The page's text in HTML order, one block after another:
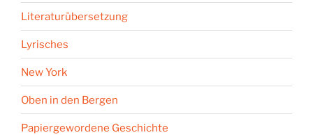
Literaturübersetzung
Lyrisches
New York
Oben in den Bergen
Papiergewordene Geschichte